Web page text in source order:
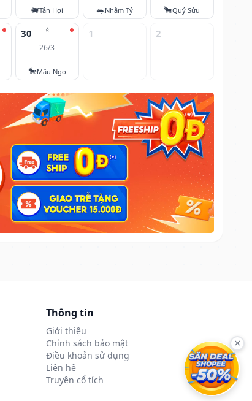
🐖Tân Hợi 🐀Nhâm Tý 🐂Quý Sửu
⭐
30
26/3
🐎Mậu Ngọ
1 2
Thông tin
Giới thiệu
Chính sách bảo mật
Điều khoản sử dụng
Liên hệ
Truyện cổ tích
×